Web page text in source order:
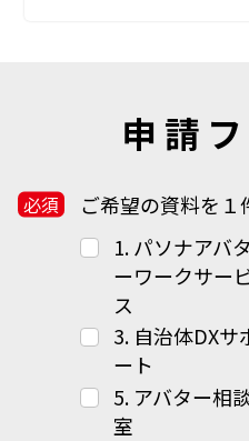
申請
ご希望の資料を
1. パソナアバタ
ーワークサー
ス
3. 自治体DXサ
ート
5. アバター相
室